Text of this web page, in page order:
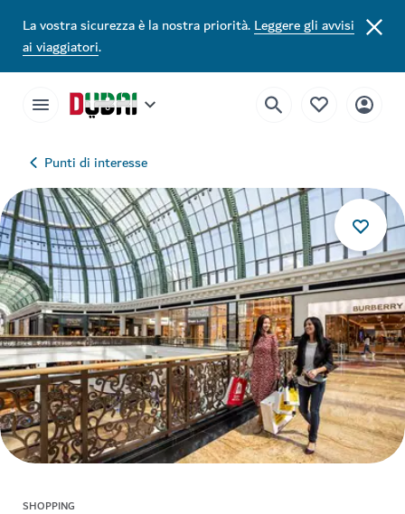
La vostra sicurezza è la nostra priorità.Leggere gli avvisi
ai viaggiatori.
Punti di interesse
SHOPPING